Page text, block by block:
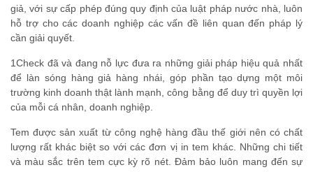
giả, với sự cấp phép đúng quy định của luật pháp nước nhà, luôn
hỗ trợ cho các doanh nghiệp các vấn đề liên quan đến pháp lý
cần giải quyết.
1Check đã và đang nỗ lực đưa ra những giải pháp hiệu quả nhất
để làn sóng hàng giả hàng nhái, góp phần tạo dựng một môi
trường kinh doanh thật lành mạnh, công bằng để duy trì quyền lợi
của mỗi cá nhân, doanh nghiệp.
Tem được sản xuất từ công nghệ hàng đầu thế giới nên có chất
lượng rất khác biệt so với các đơn vị in tem khác. Những chi tiết
và màu sắc trên tem cực kỳ rõ nét. Đảm bảo luôn mang đến sự